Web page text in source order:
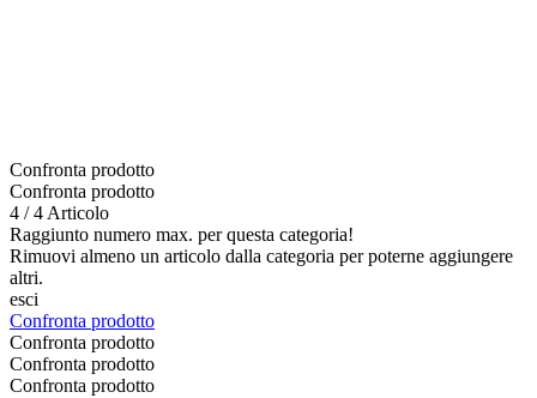
Confronta prodotto
Confronta prodotto
4 / 4 Articolo
Raggiunto numero max. per questa categoria!
Rimuovi almeno un articolo dalla categoria per poterne aggiungere
altri.
esci
Confronta prodotto
Confronta prodotto
Confronta prodotto
Confronta prodotto